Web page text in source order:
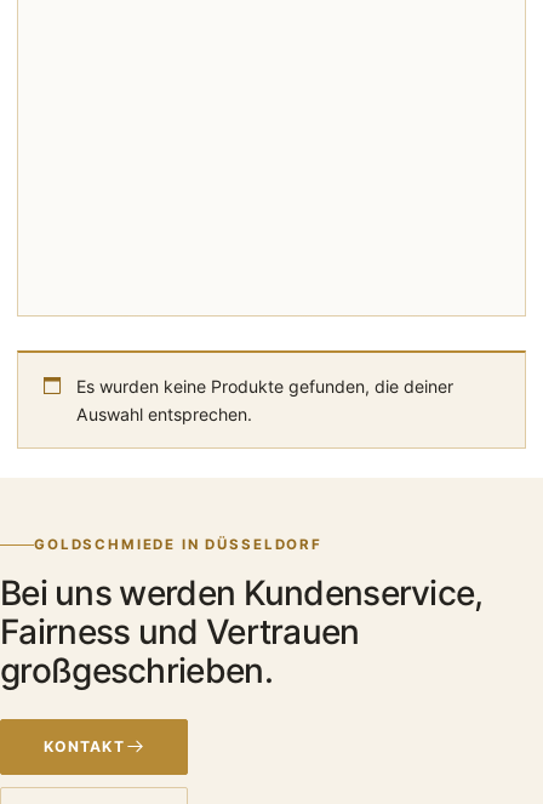
Es wurden keine Produkte gefunden, die deiner
Auswahl entsprechen.
GOLDSCHMIEDE IN DÜSSELDORF
Bei uns werden Kundenservice,
Fairness und Vertrauen
großgeschrieben.
KONTAKT